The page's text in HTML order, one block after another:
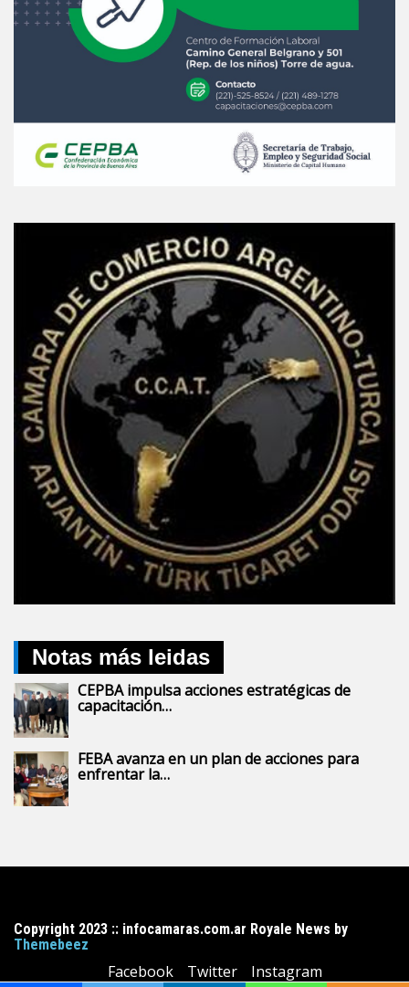
Notas más leidas
CEPBA impulsa acciones estratégicas de
capacitación…
FEBA avanza en un plan de acciones para
enfrentar la…
Copyright 2023 :: infocamaras.com.ar Royale News by
Themebeez
Facebook Twitter Instagram